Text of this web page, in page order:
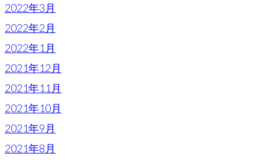
2022年3月
2022年2月
2022年1月
2021年12月
2021年11月
2021年10月
2021年9月
2021年8月